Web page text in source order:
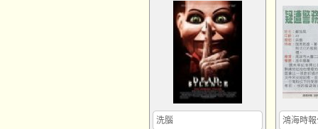
洗腦 鴻海時